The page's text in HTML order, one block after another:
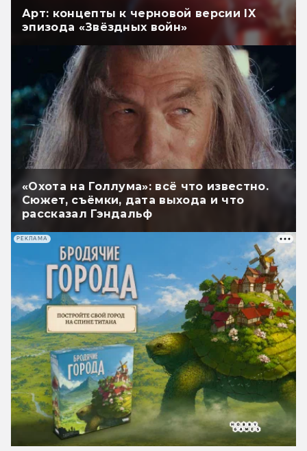
Арт: концепты к черновой версии IX
эпизода «Звёздных войн»
«Охота на Голлума»: всё что известно.
Сюжет, съёмки, дата выхода и что
рассказал Гэндальф
РЕКЛАМА